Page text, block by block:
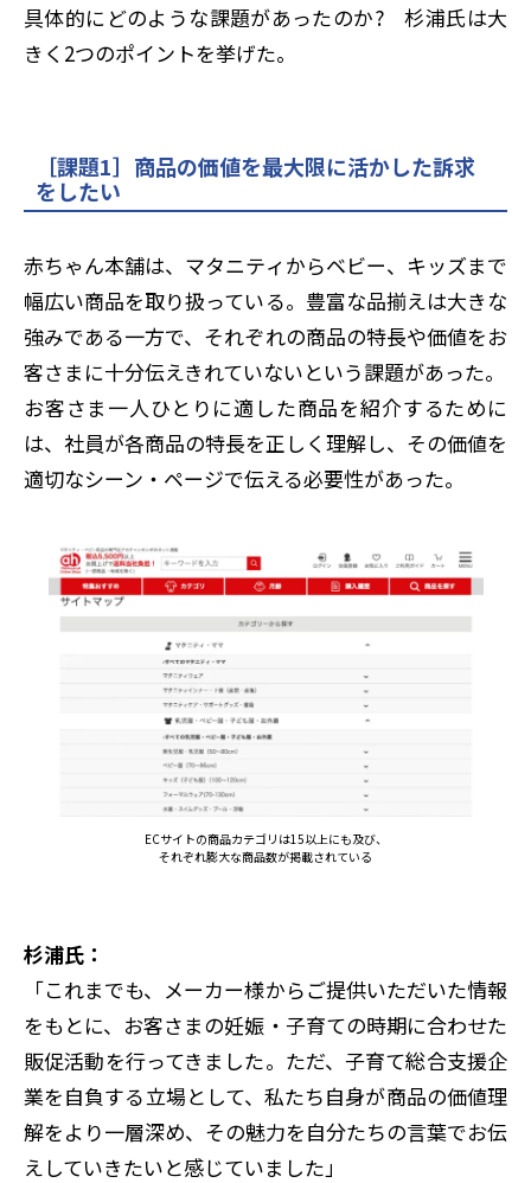
具体的にどのような課題があったのか? 杉浦氏は大
きく2つのポイントを挙げた。
［課題1］商品の価値を最大限に活かした訴求
をしたい
赤ちゃん本舗は、マタニティからベビー、キッズまで
幅広い商品を取り扱っている。豊富な品揃えは大きな
強みである一方で、それぞれの商品の特長や価値をお
客さまに十分伝えきれていないという課題があった。
お客さま一人ひとりに適した商品を紹介するために
は、社員が各商品の特長を正しく理解し、その価値を
適切なシーン・ページで伝える必要性があった。
ECサイトの商品カテゴリは15以上にも及び、
それぞれ膨大な商品数が掲載されている
杉浦氏：
「これまでも、メーカー様からご提供いただいた情報
をもとに、お客さまの妊娠・子育ての時期に合わせた
販促活動を行ってきました。ただ、子育て総合支援企
業を自負する立場として、私たち自身が商品の価値理
解をより一層深め、その魅力を自分たちの言葉でお伝
えしていきたいと感じていました」